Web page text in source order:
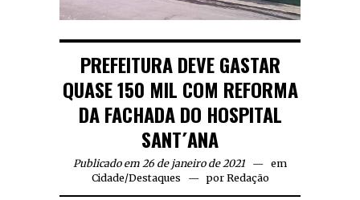
PREFEITURA DEVE GASTAR
QUASE 150 MIL COM REFORMA
DA FACHADA DO HOSPITAL
SANT´ANA
Publicado em 26 de janeiro de 2021
em
Cidade/Destaques por Redação